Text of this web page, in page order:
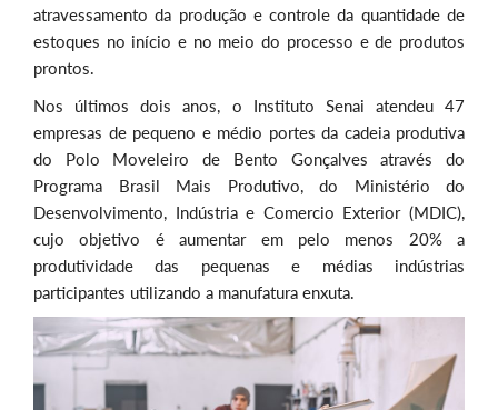
atravessamento da produção e controle da quantidade de
estoques no início e no meio do processo e de produtos
prontos.
Nos últimos dois anos, o Instituto Senai atendeu 47
empresas de pequeno e médio portes da cadeia produtiva
do Polo Moveleiro de Bento Gonçalves através do
Programa Brasil Mais Produtivo, do Ministério do
Desenvolvimento, Indústria e Comercio Exterior (MDIC),
cujo objetivo é aumentar em pelo menos 20% a
produtividade das pequenas e médias indústrias
participantes utilizando a manufatura enxuta.